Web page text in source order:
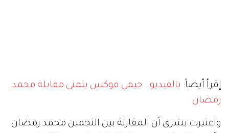
إقرأ أيضاً: بالفيديو.. جيمي فوكس يتمنى مقابلة محمد
رمضان
واعتبرت بشرى أن المقارنة بين النجمين محمد رمضان